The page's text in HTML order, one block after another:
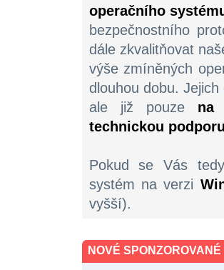
operačního
bezpečnostního
dále zkvalitňovat
výše zmíněných
dlouhou dobu.
ale již pouze na
technickou
Pokud se Vás
systém na verzi
vyšší).
NOVÉ SPONZOROVANÉ